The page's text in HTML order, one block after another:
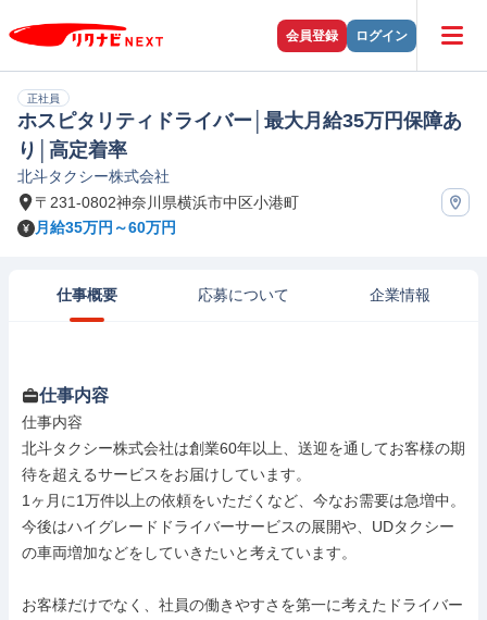
会員登録 ログイン
正社員
ホスピタリティドライバー│最大月給35万円保障あ
り│高定着率
北斗タクシー株式会社
〒231-0802神奈川県横浜市中区小港町
月給35万円～60万円
仕事概要 応募について 企業情報
仕事内容
仕事内容
北斗タクシー株式会社は創業60年以上、送迎を通してお客様の期
待を超えるサービスをお届けしています。
1ヶ月に1万件以上の依頼をいただくなど、今なお需要は急増中。
今後はハイグレードドライバーサービスの展開や、UDタクシー
の車両増加などをしていきたいと考えています。
お客様だけでなく、社員の働きやすさを第一に考えたドライバー